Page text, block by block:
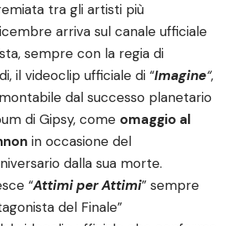
tra gli artisti più
arriva sul canale ufficiale
sempre con la regia di
il videoclip ufficiale di “Imagine“,
dal successo planetario
di Gipsy, come omaggio al
in occasione del
dalla sua morte.
“Attimi per Attimi” sempre
del Finale”